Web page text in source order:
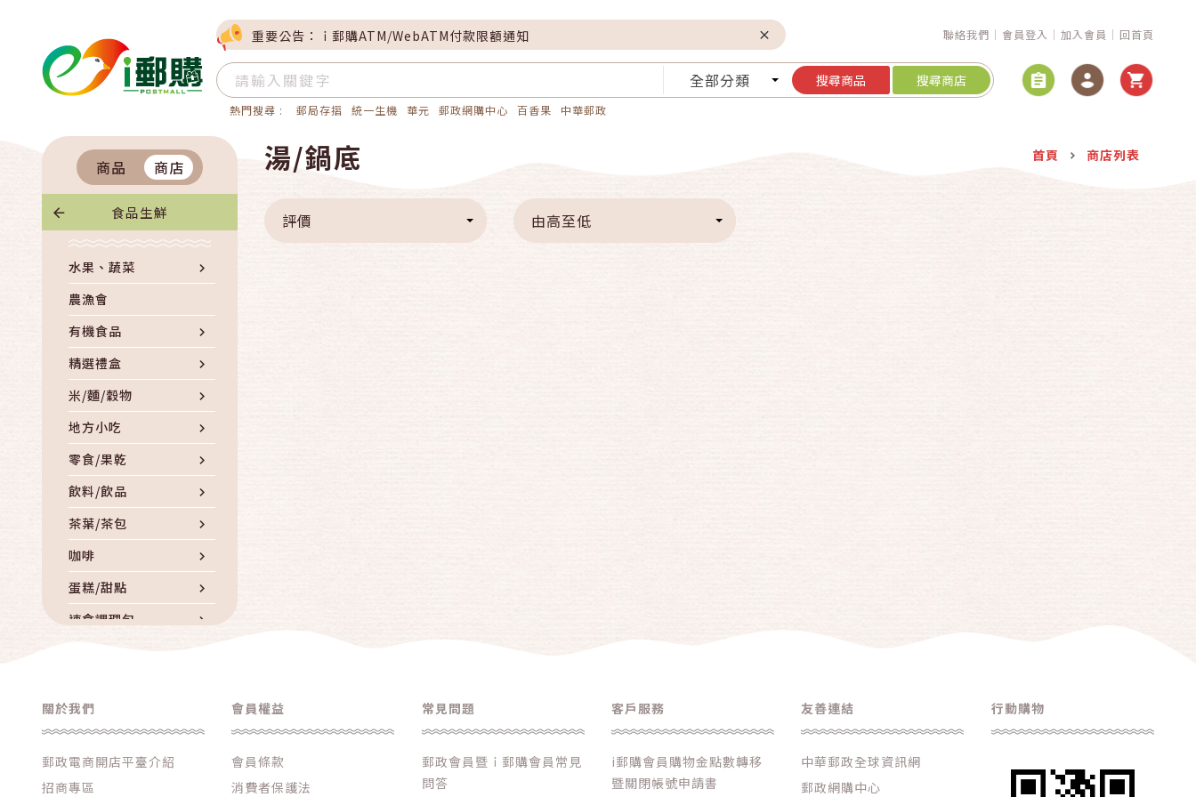
重要公告：ｉ郵購ATM/WebATM付款限額通知 聯絡我們 會員登入 加入會員 回首頁
全部分類 搜尋商品 搜尋商店
熱門搜尋 : 郵局存摺 統一生機 華元 郵政網購中心 百香果 中華郵政
商品 商店
食品生鮮
水果、蔬菜
農漁會
有機食品
精選禮盒
米/麵/穀物
地方小吃
零食/果乾
飲料/飲品
茶葉/茶包
咖啡
蛋糕/甜點
速食調理包
南北貨/乾貨
冷凍冷藏
湯/鍋底 首頁 商店列表
評價 由高至低
關於我們
郵政電商開店平臺介紹
招商專區
會員權益
會員條款
消費者保護法
常見問題
郵政會員暨ｉ郵購會員常見
問答
客戶服務
i郵購會員購物金點數轉移
暨關閉帳號申請書
友善連結
中華郵政全球資訊網
郵政網購中心
行動購物